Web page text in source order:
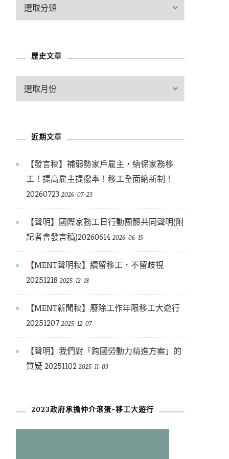
歷史文章
近期文章
【發言稿】補弱勢家戶雇主，納保家務移
工！提高雇主提撥率！移工全面納新制！
20260723 2026-07-23
【聲明】國際家務工日行動團體共同聲明(附
記者會發言稿)20260614 2026-06-15
【MENT聲明稿】續留移工，不留歧視
20251218 2025-12-18
【MENT新聞稿】廢除工作年限移工大遊行
20251207 2025-12-07
【聲明】我們對「跨國勞動力精進方案」的
質疑 20251102 2025-11-03
2023政府承擔仲介滾蛋-移工大遊行